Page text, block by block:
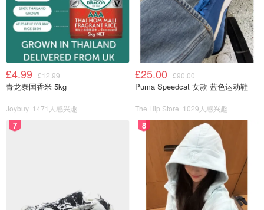
£4.99 £12.99
青龙泰国香米 5kg
Joybuy 1471人感兴趣
£25.00 £90.00
Puma Speedcat 女款 蓝色运动鞋
The Hip Store 1029人感兴趣
7 8